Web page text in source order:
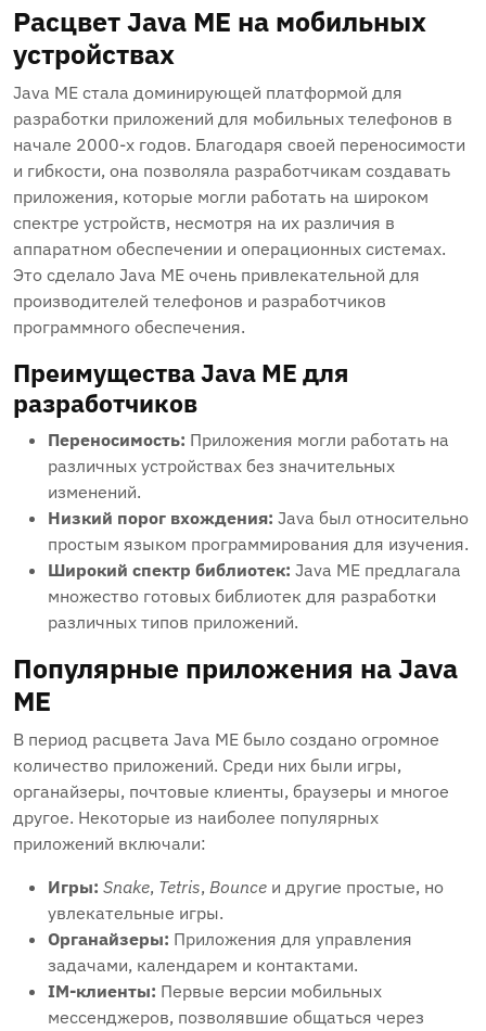
Расцвет Java ME на мобильных
устройствах
Java ME стала доминирующей платформой для
разработки приложений для мобильных телефонов в
начале 2000-х годов. Благодаря своей переносимости
и гибкости, она позволяла разработчикам создавать
приложения, которые могли работать на широком
спектре устройств, несмотря на их различия в
аппаратном обеспечении и операционных системах.
Это сделало Java ME очень привлекательной для
производителей телефонов и разработчиков
программного обеспечения.
Преимущества Java ME для
разработчиков
Переносимость: Приложения могли работать на
различных устройствах без значительных
изменений.
Низкий порог вхождения: Java был относительно
простым языком программирования для изучения.
Широкий спектр библиотек: Java ME предлагала
множество готовых библиотек для разработки
различных типов приложений.
Популярные приложения на Java
ME
В период расцвета Java ME было создано огромное
количество приложений. Среди них были игры,
органайзеры, почтовые клиенты, браузеры и многое
другое. Некоторые из наиболее популярных
приложений включали:
Игры: Snake, Tetris, Bounce и другие простые, но
увлекательные игры.
Органайзеры: Приложения для управления
задачами, календарем и контактами.
IM-клиенты: Первые версии мобильных
мессенджеров, позволявшие общаться через